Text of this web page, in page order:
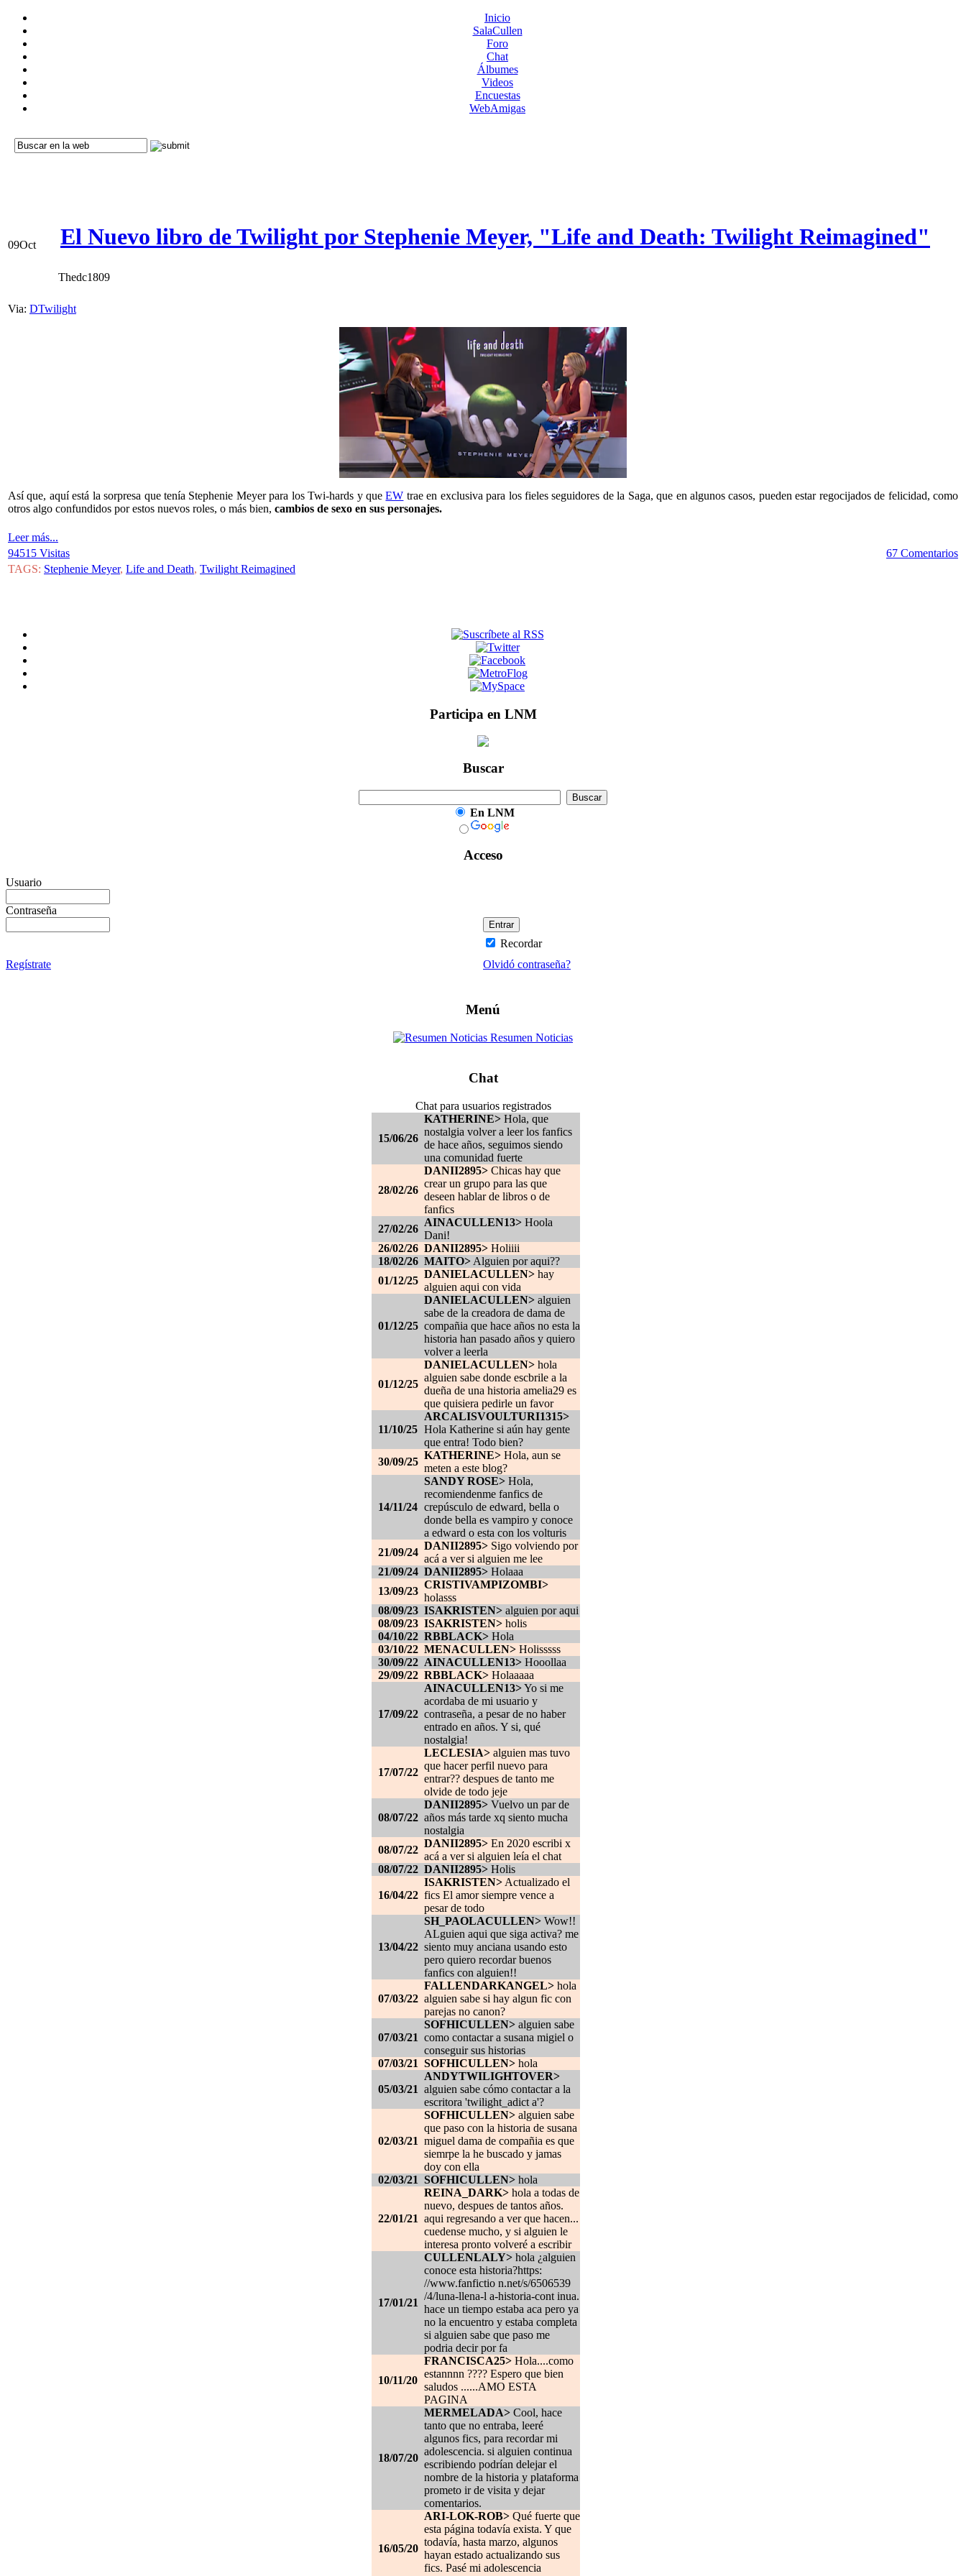
Inicio
SalaCullen
Foro
Chat
Álbumes
Videos
Encuestas
WebAmigas
09Oct El Nuevo libro de Twilight por Stephenie Meyer, "Life and Death: Twilight Reimagined"
Thedc1809
Via: DTwilight
Así que, aquí está la sorpresa que tenía Stephenie Meyer para los Twi-hards y queEW trae en exclusiva para los fieles seguidores de la Saga, que en algunos casos, pueden estar regocijados de felicidad, como
otros algo confundidos por estos nuevos roles, o más bien, cambios de sexo en sus personajes.
Leer más...
94515 Visitas
67 Comentarios
TAGS: Stephenie Meyer, Life and Death, Twilight Reimagined
Participa en LNM
Buscar
En LNM
Acceso
Usuario
Contraseña
Recordar
Regístrate
Olvidó contraseña?
Menú
Resumen Noticias
Chat
Chat para usuarios registrados
15/06/26
KATHERINE> Hola, que
nostalgia volver a leer los fanfics
de hace años, seguimos siendo
una comunidad fuerte
28/02/26
DANII2895> Chicas hay que
crear un grupo para las que
deseen hablar de libros o de
fanfics
27/02/26
AINACULLEN13> Hoola
Dani!
26/02/26 DANII2895> Holiiii
18/02/26 MAITO> Alguien por aqui??
01/12/25
DANIELACULLEN> hay
alguien aqui con vida
01/12/25
DANIELACULLEN> alguien
sabe de la creadora de dama de
compañia que hace años no esta la
historia han pasado años y quiero
volver a leerla
01/12/25
DANIELACULLEN> hola
alguien sabe donde escbrile a la
dueña de una historia amelia29 es
que quisiera pedirle un favor
11/10/25
ARCALISVOULTURI1315>
Hola Katherine si aún hay gente
que entra! Todo bien?
30/09/25
KATHERINE> Hola, aun se
meten a este blog?
14/11/24
SANDY ROSE> Hola,
recomiendenme fanfics de
crepúsculo de edward, bella o
donde bella es vampiro y conoce
a edward o esta con los volturis
21/09/24
DANII2895> Sigo volviendo por
acá a ver si alguien me lee
21/09/24 DANII2895> Holaaa
13/09/23
CRISTIVAMPIZOMBI>
holasss
08/09/23 ISAKRISTEN> alguien por aqui
08/09/23 ISAKRISTEN> holis
04/10/22 RBBLACK> Hola
03/10/22 MENACULLEN> Holisssss
30/09/22 AINACULLEN13> Hooollaa
29/09/22 RBBLACK> Holaaaaa
17/09/22
AINACULLEN13>Yo si me
acordaba de mi usuario y
contraseña, a pesar de no haber
entrado en años. Y si, qué
nostalgia!
17/07/22
LECLESIA> alguien mas tuvo
que hacer perfil nuevo para
entrar?? despues de tanto me
olvide de todo jeje
08/07/22
DANII2895> Vuelvo un par de
años más tarde xq siento mucha
nostalgia
08/07/22
DANII2895> En 2020 escribi x
acá a ver si alguien leía el chat
08/07/22 DANII2895> Holis
16/04/22
ISAKRISTEN> Actualizado el
fics El amor siempre vence a
pesar de todo
13/04/22
SH_PAOLACULLEN> Wow!!
ALguien aqui que siga activa? me
siento muy anciana usando esto
pero quiero recordar buenos
fanfics con alguien!!
07/03/22
FALLENDARKANGEL> hola
alguien sabe si hay algun fic con
parejas no canon?
07/03/21
SOFHICULLEN> alguien sabe
como contactar a susana migiel o
conseguir sus historias
07/03/21 SOFHICULLEN> hola
05/03/21
ANDYTWILIGHTOVER>
alguien sabe cómo contactar a la
escritora 'twilight_adict a'?
02/03/21
SOFHICULLEN> alguien sabe
que paso con la historia de susana
miguel dama de compañia es que
siemrpe la he buscado y jamas
doy con ella
02/03/21 SOFHICULLEN> hola
22/01/21
REINA_DARK> hola a todas de
nuevo, despues de tantos años.
aqui regresando a ver que hacen...
cuedense mucho, y si alguien le
interesa pronto volveré a escribir
17/01/21
CULLENLALY> hola ¿alguien
conoce esta historia?https:
//www.fanfictio n.net/s/6506539
/4/luna-llena-l a-historia-cont inua.
hace un tiempo estaba aca pero ya
no la encuentro y estaba completa
si alguien sabe que paso me
podria decir por fa
10/11/20
FRANCISCA25> Hola....como
estannnn ???? Espero que bien
saludos ......AMO ESTA
PAGINA
18/07/20
MERMELADA> Cool, hace
tanto que no entraba, leeré
algunos fics, para recordar mi
adolescencia. si alguien continua
escribiendo podrían delejar el
nombre de la historia y plataforma
prometo ir de visita y dejar
comentarios.
16/05/20
ARI-LOK-ROB> Qué fuerte que
esta página todavía exista. Y que
todavía, hasta marzo, algunos
hayan estado actualizando sus
fics. Pasé mi adolescencia